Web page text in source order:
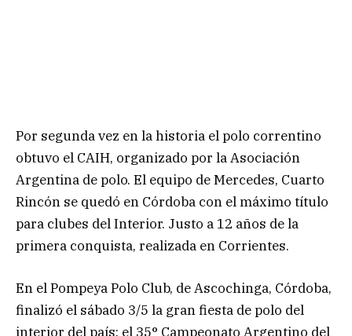
Por segunda vez en la historia el polo correntino
obtuvo el CAIH, organizado por la Asociación
Argentina de polo. El equipo de Mercedes, Cuarto
Rincón se quedó en Córdoba con el máximo título
para clubes del Interior. Justo a 12 años de la
primera conquista, realizada en Corrientes.
En el Pompeya Polo Club, de Ascochinga, Córdoba,
finalizó el sábado 3/5 la gran fiesta de polo del
interior del país: el 35° Campeonato Argentino del